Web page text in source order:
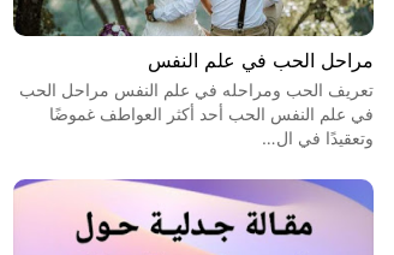
مراحل الحب في علم النفس
تعريف الحب ومراحله في علم النفس مراحل الحب
في علم النفس الحب أحد أكثر العواطف غموضًا
وتعقيدًا في ال…